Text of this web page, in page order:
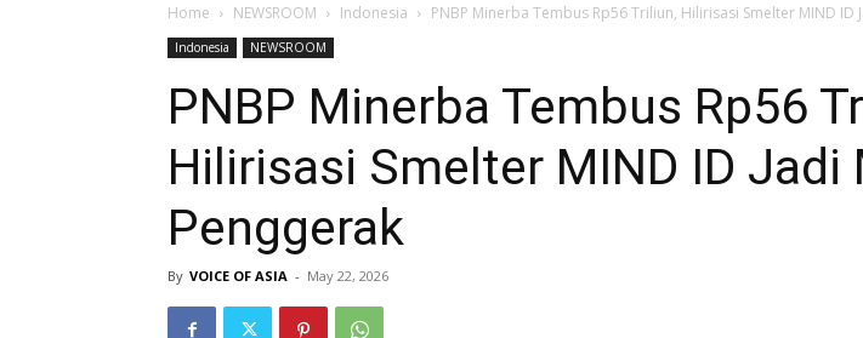
Home NEWSROOM Indonesia PNBP Minerba Tembus Rp56 Triliun, Hilirisasi Smelter MIND ID
Indonesia NEWSROOM
PNBP Minerba Tembus Rp56
Hilirisasi Smelter MIND ID Jadi
Penggerak
By VOICE OF ASIA - May 22, 2026